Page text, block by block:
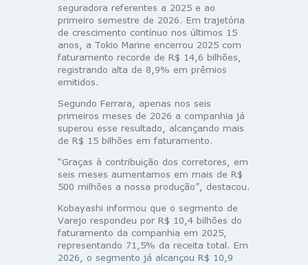
seguradora referentes a 2025 e ao
primeiro semestre de 2026. Em trajetória
de crescimento contínuo nos últimos 15
anos, a Tokio Marine encerrou 2025 com
faturamento recorde de R$ 14,6 bilhões,
registrando alta de 8,9% em prêmios
emitidos.
Segundo Ferrara, apenas nos seis
primeiros meses de 2026 a companhia já
superou esse resultado, alcançando mais
de R$ 15 bilhões em faturamento.
“Graças à contribuição dos corretores, em
seis meses aumentamos em mais de R$
500 milhões a nossa produção”, destacou.
Kobayashi informou que o segmento de
Varejo respondeu por R$ 10,4 bilhões do
faturamento da companhia em 2025,
representando 71,5% da receita total. Em
2026, o segmento já alcançou R$ 10,9